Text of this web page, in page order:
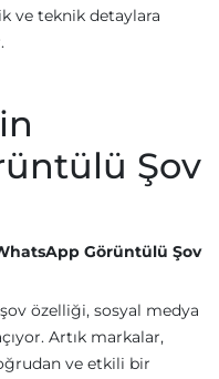
ve teknik detaylara
Şov
Görüntülü Şov
özelliği, sosyal medya
Artık markalar,
ve etkili bir